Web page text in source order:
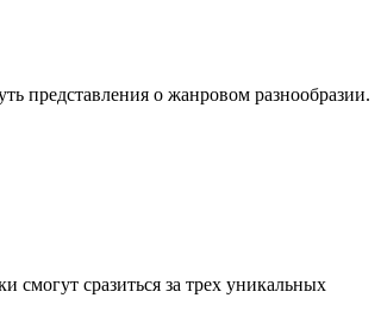
представления о жанровом разнообразии.
сразиться за трех уникальных